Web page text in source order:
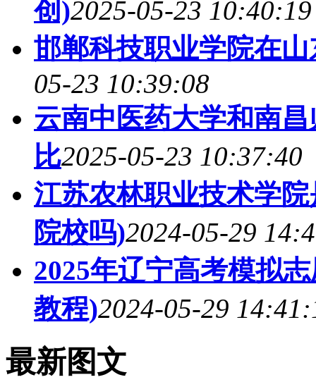
创)2025-05-23 10:40:19
邯郸科技职业学院在
05-23 10:39:08
云南中医药大学和南
比2025-05-23 10:37:40
江苏农林职业技术学
院校吗)2024-05-29
2025年辽宁高考模拟
教程)2024-05-29
最新图文